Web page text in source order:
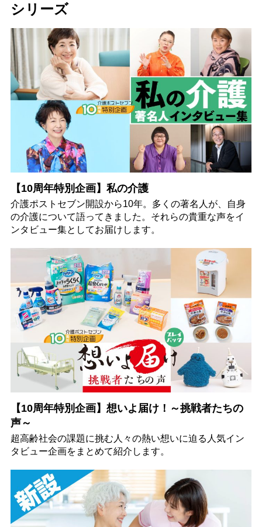
シリーズ
【10周年特別企画】私の介護
介護ポストセブン開設から10年。多くの著名人が、自身
の介護について語ってきました。それらの貴重な声をイ
ンタビュー集としてお届けします。
【10周年特別企画】想いよ届け！～挑戦者たちの
声～
超高齢社会の課題に挑む人々の熱い想いに迫る人気イン
タビュー企画をまとめて紹介します。